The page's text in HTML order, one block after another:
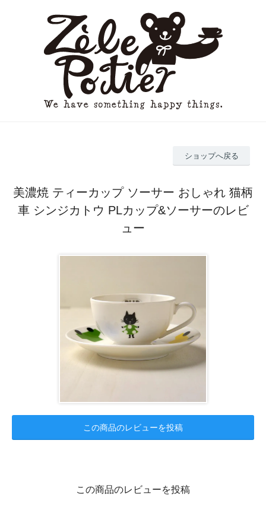
ショップへ戻る
美濃焼 ティーカップ ソーサー おしゃれ 猫柄
車 シンジカトウ PLカップ&ソーサーのレビ
ュー
この商品のレビューを投稿
この商品のレビューを投稿